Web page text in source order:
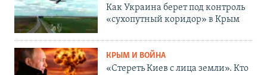
Как Украина берет под контроль
«сухопутный коридор» в Крым
КРЫМ И ВОЙНА
«Стереть Киев с лица земли». Кто